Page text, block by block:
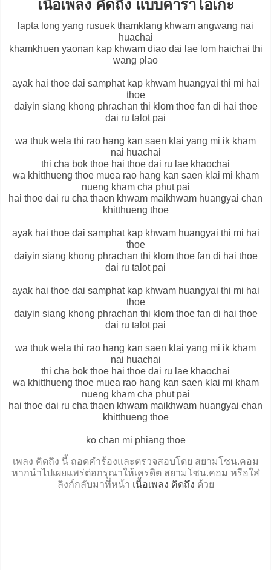
เนื้อเพลง คิดถึง แบบคาราโอเกะ
lapta long yang rusuek thamklang khwam angwang nai
huachai
khamkhuen yaonan kap khwam diao dai lae lom haichai thi
wang plao
ayak hai thoe dai samphat kap khwam huangyai thi mi hai
thoe
daiyin siang khong phrachan thi klom thoe fan di hai thoe
dai ru talot pai
wa thuk wela thi rao hang kan saen klai yang mi ik kham
nai huachai
thi cha bok thoe hai thoe dai ru lae khaochai
wa khitthueng thoe muea rao hang kan saen klai mi kham
nueng kham cha phut pai
hai thoe dai ru cha thaen khwam maikhwam huangyai chan
khitthueng thoe
ayak hai thoe dai samphat kap khwam huangyai thi mi hai
thoe
daiyin siang khong phrachan thi klom thoe fan di hai thoe
dai ru talot pai
ayak hai thoe dai samphat kap khwam huangyai thi mi hai
thoe
daiyin siang khong phrachan thi klom thoe fan di hai thoe
dai ru talot pai
wa thuk wela thi rao hang kan saen klai yang mi ik kham
nai huachai
thi cha bok thoe hai thoe dai ru lae khaochai
wa khitthueng thoe muea rao hang kan saen klai mi kham
nueng kham cha phut pai
hai thoe dai ru cha thaen khwam maikhwam huangyai chan
khitthueng thoe
ko chan mi phiang thoe
เพลง คิดถึง นี้ ถอดคำร้องและตรวจสอบโดย สยามโซน.คอม
หากนำไปเผยแพร่ต่อกรุณาให้เครดิต สยามโซน.คอม หรือใส่
ลิงก์กลับมาที่หน้า เนื้อเพลง คิดถึง ด้วย